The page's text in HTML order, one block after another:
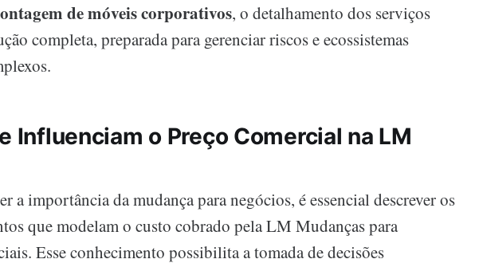
de móveis corporativos, o detalhamento dos serviços
completa, preparada para gerenciar riscos e ecossistemas
Influenciam o Preço Comercial na LM
a importância da mudança para negócios, é essencial descrever os
que modelam o custo cobrado pela LM Mudanças para
Esse conhecimento possibilita a tomada de decisões